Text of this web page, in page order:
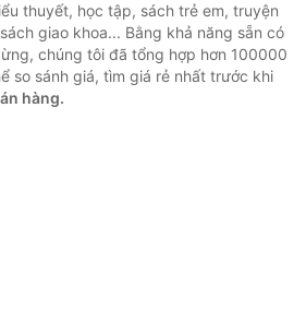
thuyết, học tập, sách trẻ em, truyện
giao khoa... Bằng khả năng sẵn có
chúng tôi đã tổng hợp hơn 100000
so sánh giá, tìm giá rẻ nhất trước khi
hàng.